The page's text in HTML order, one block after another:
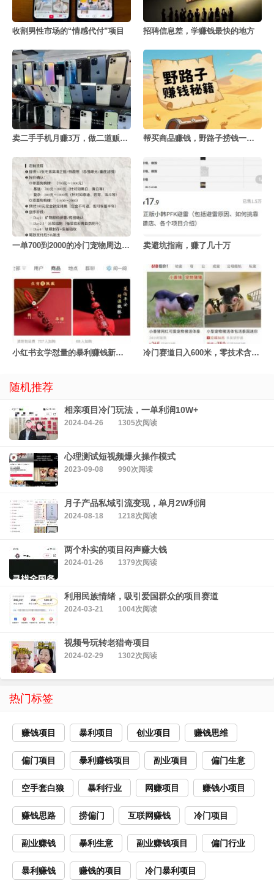
收割男性市场的“情感代付”项目 招聘信息差，学赚钱最快的地方
卖二手手机月赚3万，做二道贩子的利赚钱密决 帮买商品赚钱，野路子捞钱一天赚3000+
一单700到2000的冷门宠物周边定制项目 卖避坑指南，赚了几十万
小红书玄学怼量的暴利赚钱新玩法 冷门赛道日入600米，零技术含量！
随机推荐
相亲项目冷门玩法，一单利润10W+
2024-04-26 1305次阅读
心理测试短视频爆火操作模式
2023-09-08 990次阅读
月子产品私域引流变现，单月2W利润
2024-08-18 1218次阅读
两个朴实的项目闷声赚大钱
2024-01-26 1379次阅读
利用民族情绪，吸引爱国群众的项目赛道
2024-03-21 1004次阅读
视频号玩转老猎奇项目
2024-02-29 1302次阅读
热门标签
赚钱项目 暴利项目 创业项目 赚钱思维
偏门项目 暴利赚钱项目 副业项目 偏门生意
空手套白狼 暴利行业 网赚项目 赚钱小项目
赚钱思路 捞偏门 互联网赚钱 冷门项目
副业赚钱 暴利生意 副业赚钱项目 偏门行业
暴利赚钱 赚钱的项目 冷门暴利项目